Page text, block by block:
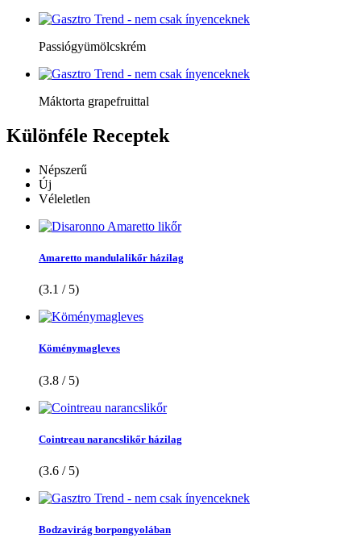
Passiógyümölcskrém
Máktorta grapefruittal
Különféle Receptek
Népszerű
Új
Véleletlen
Amaretto mandulalikőr házilag
(3.1 / 5)
Köménymagleves
(3.8 / 5)
Cointreau narancslikőr házilag
(3.6 / 5)
Bodzavirág borpongyolában